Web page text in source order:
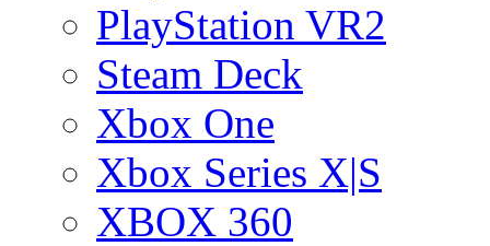
PlayStation VR2
Steam Deck
Xbox One
Xbox Series X|S
XBOX 360